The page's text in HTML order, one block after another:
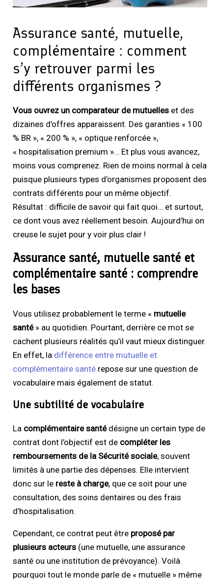
Assurance santé, mutuelle,
complémentaire : comment
s’y retrouver parmi les
différents organismes ?
Vous ouvrez un comparateur de mutuelles et des
dizaines d’offres apparaissent. Des garanties « 100
% BR », « 200 % », « optique renforcée »,
« hospitalisation premium »… Et plus vous avancez,
moins vous comprenez. Rien de moins normal à cela
puisque plusieurs types d’organismes proposent des
contrats différents pour un même objectif.
Résultat : difficile de savoir qui fait quoi… et surtout,
ce dont vous avez réellement besoin. Aujourd’hui on
creuse le sujet pour y voir plus clair !
Assurance santé, mutuelle santé et
complémentaire santé : comprendre
les bases
Vous utilisez probablement le terme « mutuelle
santé» au quotidien. Pourtant, derrière ce mot se
cachent plusieurs réalités qu’il vaut mieux distinguer.
En effet, la différence entre mutuelle et
complémentaire santé repose sur une question de
vocabulaire mais également de statut.
Une subtilité de vocabulaire
La complémentaire santédésigne un certain type de
contrat dont l’objectif est de compléter les
remboursements de la Sécurité sociale, souvent
limités à une partie des dépenses. Elle intervient
donc sur le reste à charge, que ce soit pour une
consultation, des soins dentaires ou des frais
d’hospitalisation.
Cependant, ce contrat peut être proposé par
plusieurs acteurs (une mutuelle, une assurance
santé ou une institution de prévoyance). Voilà
pourquoi tout le monde parle de « mutuelle » même